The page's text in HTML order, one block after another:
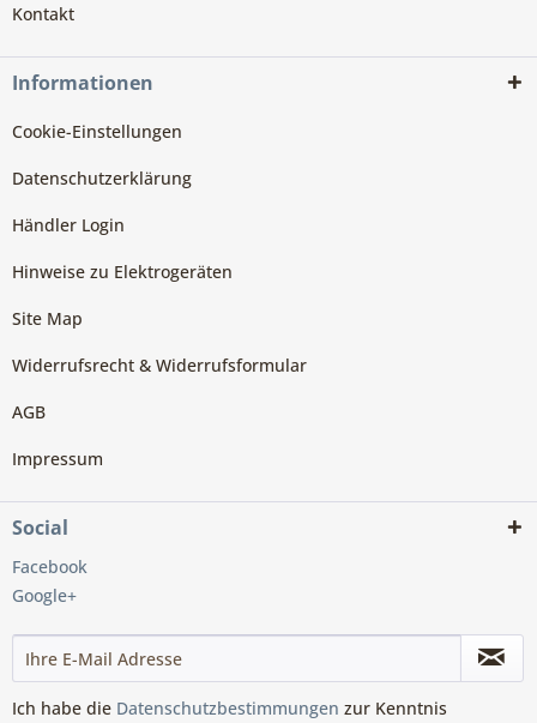
Kontakt
Informationen
Cookie-Einstellungen
Datenschutzerklärung
Händler Login
Hinweise zu Elektrogeräten
Site Map
Widerrufsrecht & Widerrufsformular
AGB
Impressum
Social
Facebook
Google+
Ich habe die Datenschutzbestimmungen zur Kenntnis